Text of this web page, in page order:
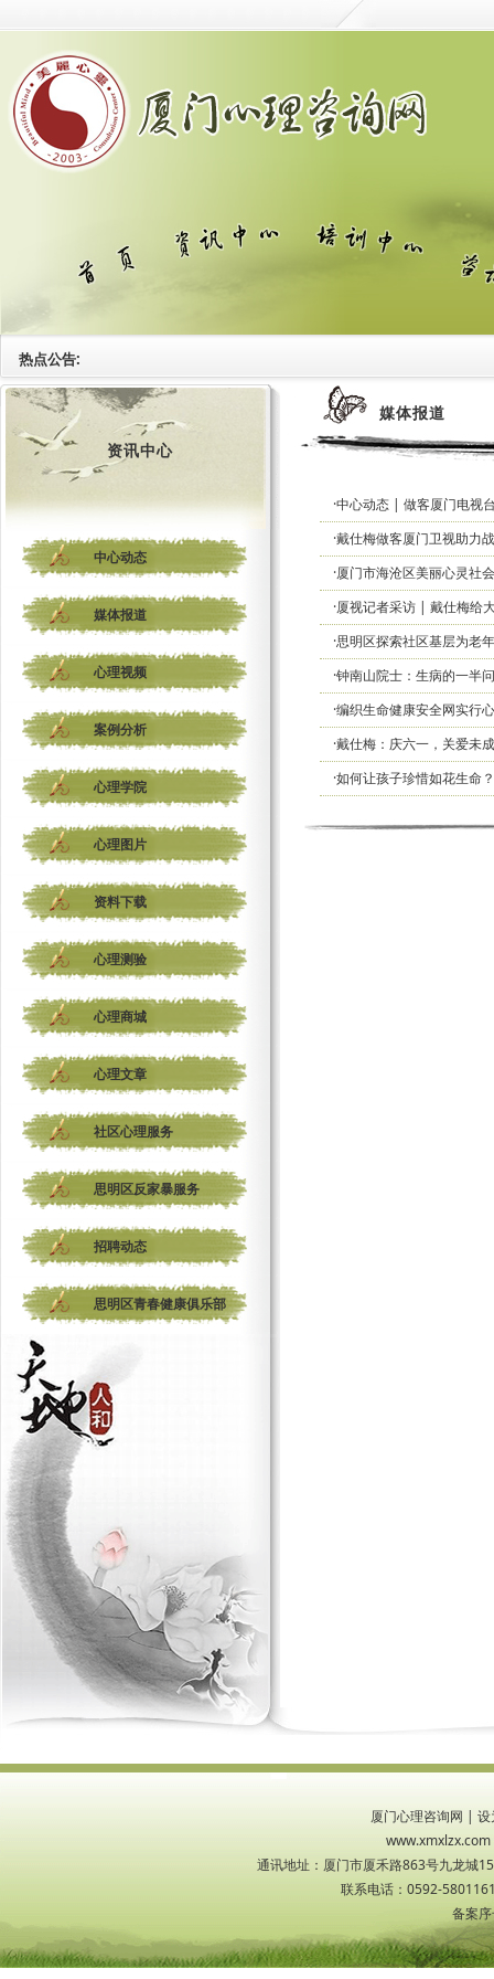
热点公告:
资讯中心
中心动态
媒体报道
心理视频
案例分析
心理学院
心理图片
资料下载
心理测验
心理商城
心理文章
社区心理服务
思明区反家暴服务
招聘动态
思明区青春健康俱乐部
媒体报道
·中心动态 | 做客厦门电视
·戴仕梅做客厦门卫视助力
·厦门市海沧区美丽心灵社
·厦视记者采访 | 戴仕梅给
·思明区探索社区基层为老
·钟南山院士：生病的一半
·编织生命健康安全网实行
·戴仕梅：庆六一，关爱未
·如何让孩子珍惜如花生命？
厦门心理咨询网 | 设
通讯地址：厦门市厦禾路863号九龙城
联系电话：0592-
备案